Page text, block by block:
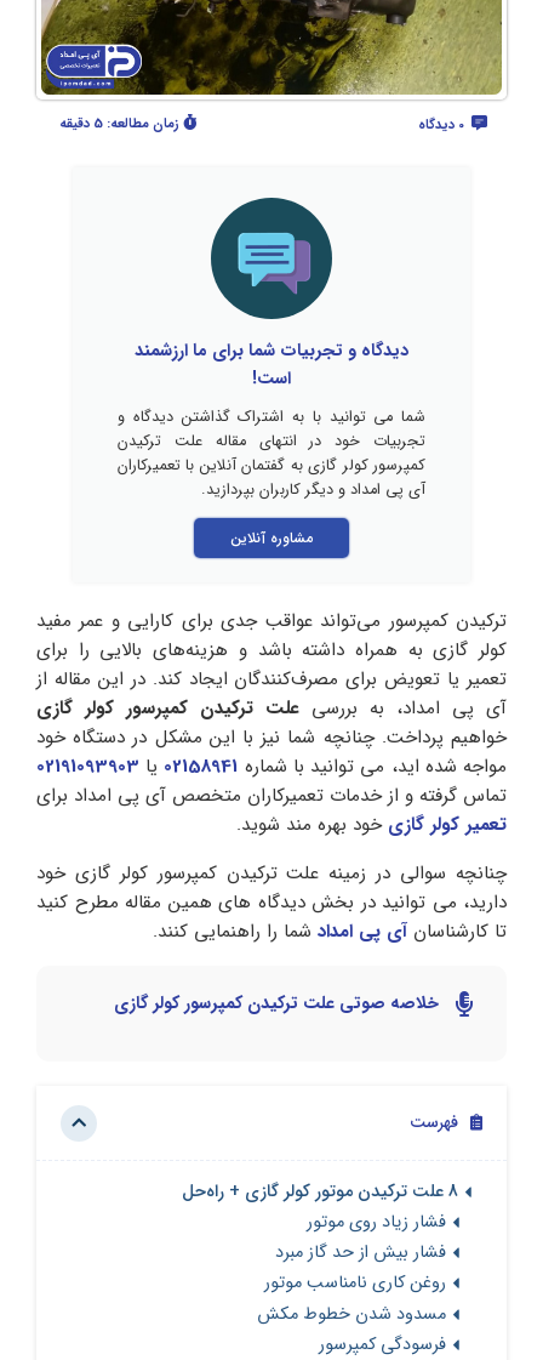
زمان مطالعه: 5 دقیقه
دیدگاه و تجربیات شما برای ما ارزشمند
است!
شما می توانید با به اشتراک گذاشتن دیدگاه و
تجربیات خود در انتهای مقاله علت ترکیدن
کمپرسور کولر گازی به گفتمان آنلاین با تعمیرکاران
آی پی امداد و دیگر کاربران بپردازید.
مشاوره آنلاین
ترکیدن کمپرسور می‌تواند عواقب جدی برای کارایی و عمر مفید
کولر گازی به همراه داشته باشد و هزینه‌های بالایی را برای
تعمیر یا تعویض برای مصرف‌کنندگان ایجاد کند. در این مقاله از
آی پی امداد، به بررسی علت ترکیدن کمپرسور کولر گازی
خواهیم پرداخت. چنانچه شما نیز با این مشکل در دستگاه خود
مواجه شده اید، می توانید با شماره 02158941 یا 02191093903
تماس گرفته و از خدمات تعمیرکاران متخصص آی پی امداد برای
تعمیر کولر گازی خود بهره مند شوید.
چنانچه سوالی در زمینه علت ترکیدن کمپرسور کولر گازی خود
دارید، می توانید در بخش دیدگاه های همین مقاله مطرح کنید
تا کارشناسان آی پی امداد شما را راهنمایی کنند.
خلاصه صوتی علت ترکیدن کمپرسور کولر گازی
فهرست
8 علت ترکیدن موتور کولر گازی + راه‌حل
فشار زیاد روی موتور
فشار بیش از حد گاز مبرد
روغن کاری نامناسب موتور
مسدود شدن خطوط مکش
فرسودگی کمپرسور